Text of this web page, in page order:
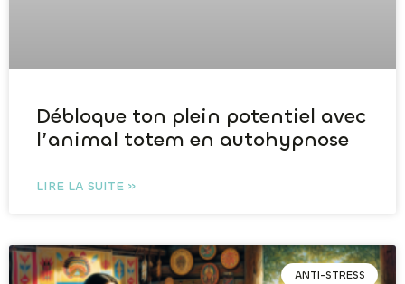
Débloque ton plein potentiel avec
l’animal totem en autohypnose
LIRE LA SUITE »
ANTI-STRESS